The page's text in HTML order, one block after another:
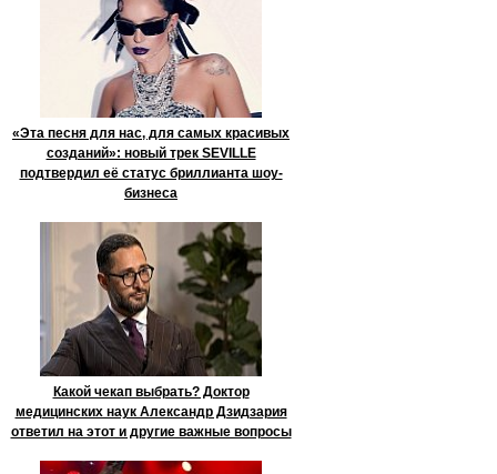
«Эта песня для нас, для самых красивых
созданий»: новый трек SEVILLE
подтвердил её статус бриллианта шоу-
бизнеса
Какой чекап выбрать? Доктор
медицинских наук Александр Дзидзария
ответил на этот и другие важные вопросы